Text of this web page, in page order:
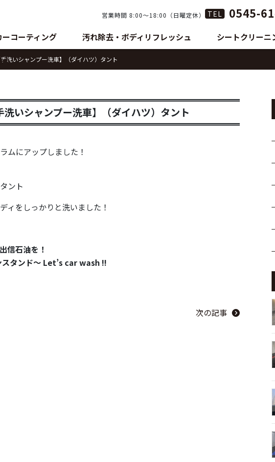
営業時間 8:00〜18:00（日曜定休） TEL 0545-
ーコーティング 汚れ除去・ボディリフレッシュ シートクリーニ
内
洗いシャンプー洗車】（ダイハツ）タント
いシャンプー洗車】（ダイハツ）タント
ムにアップしました！
ント
ィをしっかりと洗いました！
信石油を！
タンド～ Let’s car wash !!
次の記事